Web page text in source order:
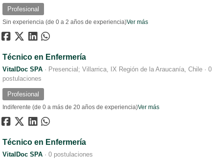
Profesional
Sin experiencia (de 0 a 2 años de experiencia)Ver más
Técnico en Enfermería
VitalDoc SPA · Presencial; Villarrica, IX Región de la Araucanía, Chile · 0
postulaciones
Profesional
Indiferente (de 0 a más de 20 años de experiencia)Ver más
Técnico en Enfermería
VitalDoc SPA · 0 postulaciones